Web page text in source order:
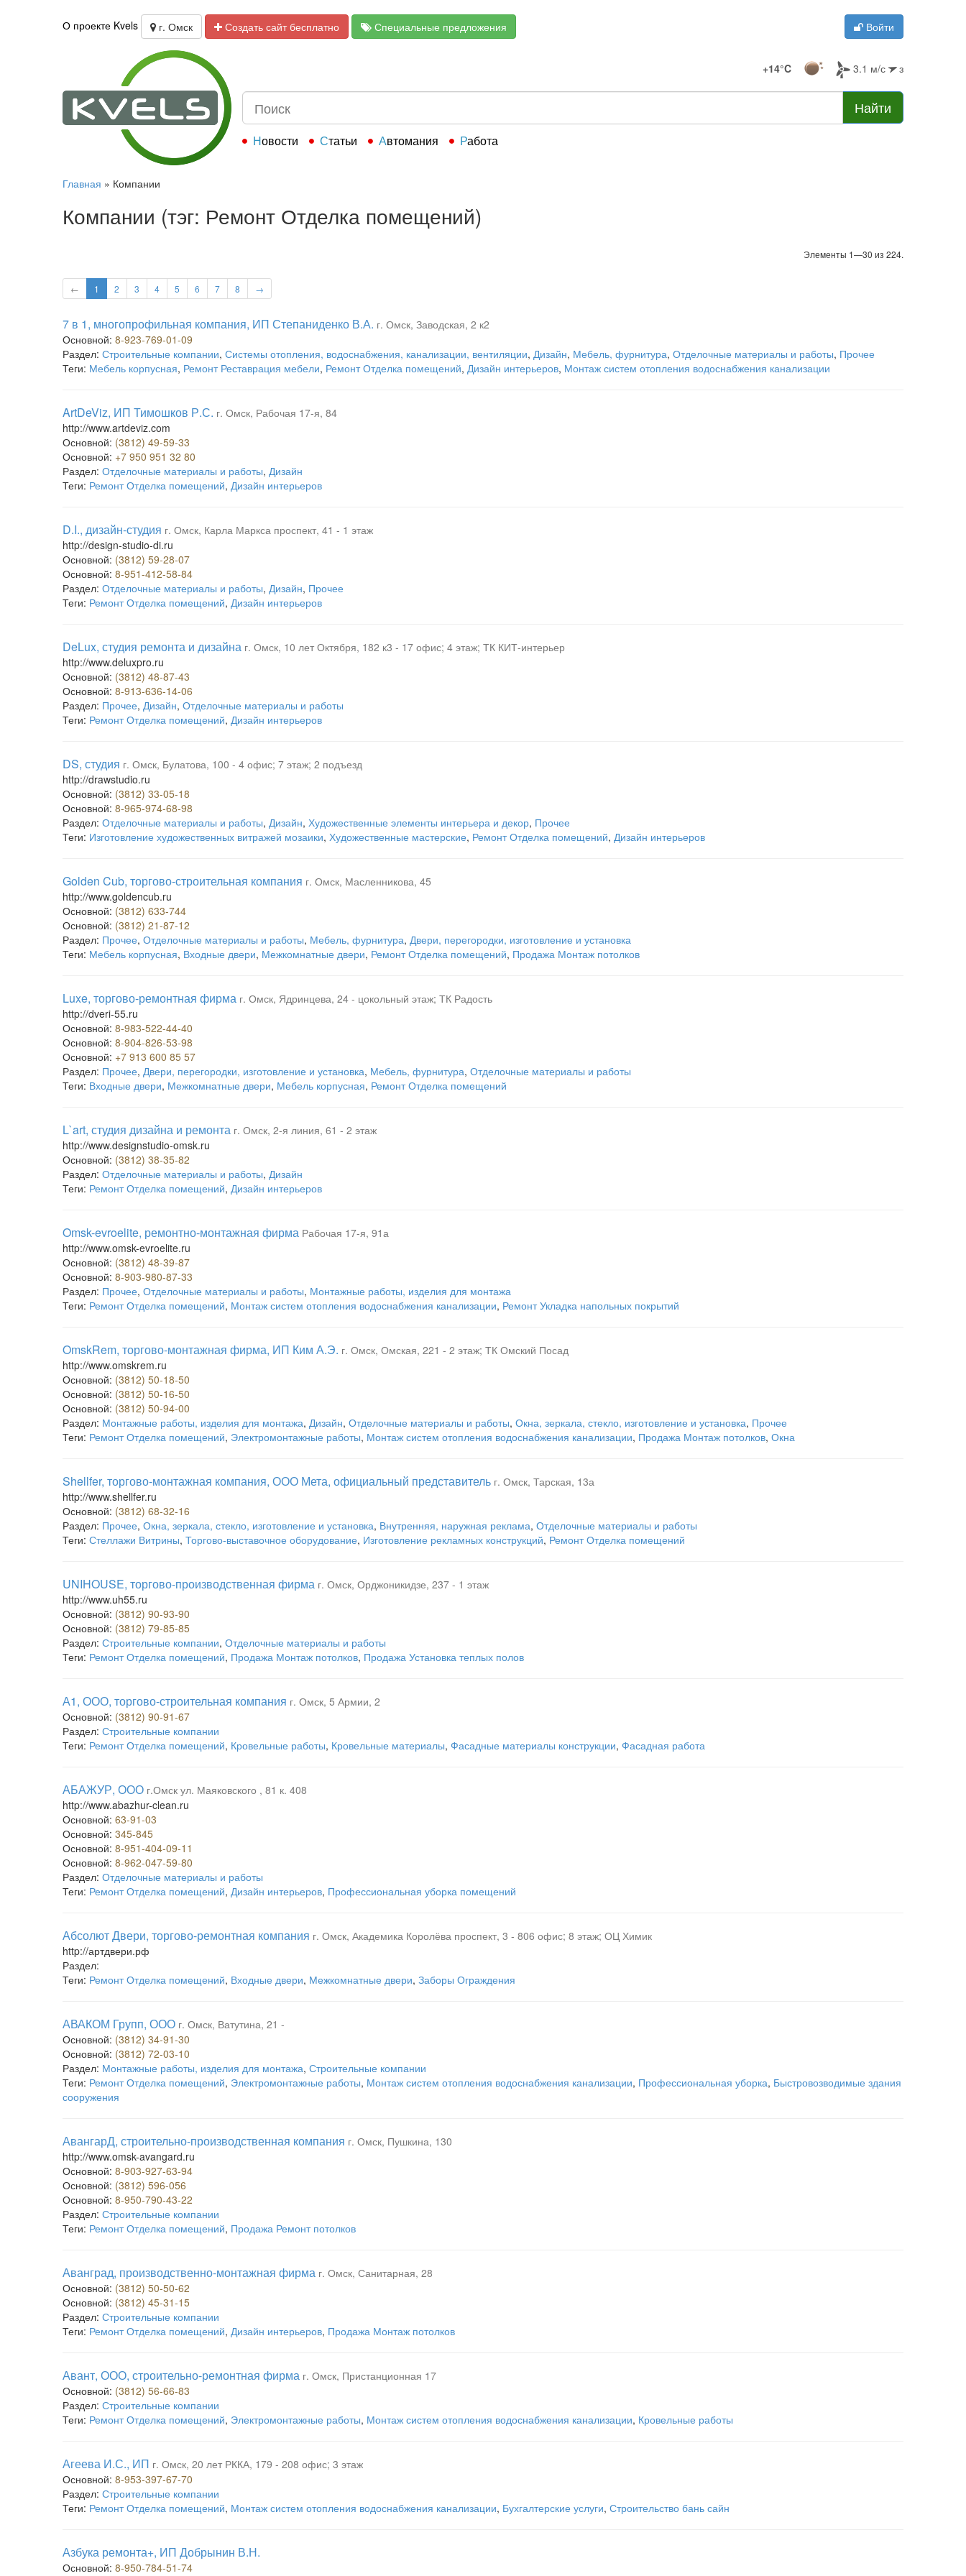
О проекте Kvels г. Омск Создать сайт бесплатно Специальные предложения Войти
+14°C 3.1 м/с з
Найти
Новости Статьи Автомания Работа
Главная » Компании
Компании (тэг: Ремонт Отделка помещений)
Элементы 1—30 из 224.
← 1 2 3 4 5 6 7 8 →
7 в 1, многопрофильная компания, ИП Степаниденко В.А. г. Омск, Заводская, 2 к2
Основной: 8-923-769-01-09
Раздел: Строительные компании, Системы отопления, водоснабжения, канализации, вентиляции, Дизайн, Мебель, фурнитура, Отделочные материалы и работы, Прочее
Теги: Мебель корпусная, Ремонт Реставрация мебели, Ремонт Отделка помещений, Дизайн интерьеров, Монтаж систем отопления водоснабжения канализации
ArtDeViz, ИП Тимошков Р.С. г. Омск, Рабочая 17-я, 84
http://www.artdeviz.com
Основной: (3812) 49-59-33
Основной: +7 950 951 32 80
Раздел: Отделочные материалы и работы, Дизайн
Теги: Ремонт Отделка помещений, Дизайн интерьеров
D.I., дизайн-студия г. Омск, Карла Маркса проспект, 41 - 1 этаж
http://design-studio-di.ru
Основной: (3812) 59-28-07
Основной: 8-951-412-58-84
Раздел: Отделочные материалы и работы, Дизайн, Прочее
Теги: Ремонт Отделка помещений, Дизайн интерьеров
DeLux, студия ремонта и дизайна г. Омск, 10 лет Октября, 182 к3 - 17 офис; 4 этаж; ТК КИТ-интерьер
http://www.deluxpro.ru
Основной: (3812) 48-87-43
Основной: 8-913-636-14-06
Раздел: Прочее, Дизайн, Отделочные материалы и работы
Теги: Ремонт Отделка помещений, Дизайн интерьеров
DS, студия г. Омск, Булатова, 100 - 4 офис; 7 этаж; 2 подъезд
http://drawstudio.ru
Основной: (3812) 33-05-18
Основной: 8-965-974-68-98
Раздел: Отделочные материалы и работы, Дизайн, Художественные элементы интерьера и декор, Прочее
Теги: Изготовление художественных витражей мозаики, Художественные мастерские, Ремонт Отделка помещений, Дизайн интерьеров
Golden Cub, торгово-строительная компания г. Омск, Масленникова, 45
http://www.goldencub.ru
Основной: (3812) 633-744
Основной: (3812) 21-87-12
Раздел: Прочее, Отделочные материалы и работы, Мебель, фурнитура, Двери, перегородки, изготовление и установка
Теги: Мебель корпусная, Входные двери, Межкомнатные двери, Ремонт Отделка помещений, Продажа Монтаж потолков
Luxe, торгово-ремонтная фирма г. Омск, Ядринцева, 24 - цокольный этаж; ТК Радость
http://dveri-55.ru
Основной: 8-983-522-44-40
Основной: 8-904-826-53-98
Основной: +7 913 600 85 57
Раздел: Прочее, Двери, перегородки, изготовление и установка, Мебель, фурнитура, Отделочные материалы и работы
Теги: Входные двери, Межкомнатные двери, Мебель корпусная, Ремонт Отделка помещений
L`art, студия дизайна и ремонта г. Омск, 2-я линия, 61 - 2 этаж
http://www.designstudio-omsk.ru
Основной: (3812) 38-35-82
Раздел: Отделочные материалы и работы, Дизайн
Теги: Ремонт Отделка помещений, Дизайн интерьеров
Omsk-evroelite, ремонтно-монтажная фирма Рабочая 17-я, 91а
http://www.omsk-evroelite.ru
Основной: (3812) 48-39-87
Основной: 8-903-980-87-33
Раздел: Прочее, Отделочные материалы и работы, Монтажные работы, изделия для монтажа
Теги: Ремонт Отделка помещений, Монтаж систем отопления водоснабжения канализации, Ремонт Укладка напольных покрытий
OmskRem, торгово-монтажная фирма, ИП Ким А.Э. г. Омск, Омская, 221 - 2 этаж; ТК Омский Посад
http://www.omskrem.ru
Основной: (3812) 50-18-50
Основной: (3812) 50-16-50
Основной: (3812) 50-94-00
Раздел: Монтажные работы, изделия для монтажа, Дизайн, Отделочные материалы и работы, Окна, зеркала, стекло, изготовление и установка, Прочее
Теги: Ремонт Отделка помещений, Электромонтажные работы, Монтаж систем отопления водоснабжения канализации, Продажа Монтаж потолков, Окна
Shellfer, торгово-монтажная компания, ООО Мета, официальный представитель г. Омск, Тарская, 13а
http://www.shellfer.ru
Основной: (3812) 68-32-16
Раздел: Прочее, Окна, зеркала, стекло, изготовление и установка, Внутренняя, наружная реклама, Отделочные материалы и работы
Теги: Стеллажи Витрины, Торгово-выставочное оборудование, Изготовление рекламных конструкций, Ремонт Отделка помещений
UNIHOUSE, торгово-производственная фирма г. Омск, Орджоникидзе, 237 - 1 этаж
http://www.uh55.ru
Основной: (3812) 90-93-90
Основной: (3812) 79-85-85
Раздел: Строительные компании, Отделочные материалы и работы
Теги: Ремонт Отделка помещений, Продажа Монтаж потолков, Продажа Установка теплых полов
А1, ООО, торгово-строительная компания г. Омск, 5 Армии, 2
Основной: (3812) 90-91-67
Раздел: Строительные компании
Теги: Ремонт Отделка помещений, Кровельные работы, Кровельные материалы, Фасадные материалы конструкции, Фасадная работа
АБАЖУР, ООО г.Омск ул. Маяковского , 81 к. 408
http://www.abazhur-clean.ru
Основной: 63-91-03
Основной: 345-845
Основной: 8-951-404-09-11
Основной: 8-962-047-59-80
Раздел: Отделочные материалы и работы
Теги: Ремонт Отделка помещений, Дизайн интерьеров, Профессиональная уборка помещений
Абсолют Двери, торгово-ремонтная компания г. Омск, Академика Королёва проспект, 3 - 806 офис; 8 этаж; ОЦ Химик
http://артдвери.рф
Раздел:
Теги: Ремонт Отделка помещений, Входные двери, Межкомнатные двери, Заборы Ограждения
АВАКОМ Групп, ООО г. Омск, Ватутина, 21 -
Основной: (3812) 34-91-30
Основной: (3812) 72-03-10
Раздел: Монтажные работы, изделия для монтажа, Строительные компании
Теги: Ремонт Отделка помещений, Электромонтажные работы, Монтаж систем отопления водоснабжения канализации, Профессиональная уборка, Быстровозводимые здания
сооружения
АвангарД, строительно-производственная компания г. Омск, Пушкина, 130
http://www.omsk-avangard.ru
Основной: 8-903-927-63-94
Основной: (3812) 596-056
Основной: 8-950-790-43-22
Раздел: Строительные компании
Теги: Ремонт Отделка помещений, Продажа Ремонт потолков
Аванград, производственно-монтажная фирма г. Омск, Санитарная, 28
Основной: (3812) 50-50-62
Основной: (3812) 45-31-15
Раздел: Строительные компании
Теги: Ремонт Отделка помещений, Дизайн интерьеров, Продажа Монтаж потолков
Авант, ООО, строительно-ремонтная фирма г. Омск, Пристанционная 17
Основной: (3812) 56-66-83
Раздел: Строительные компании
Теги: Ремонт Отделка помещений, Электромонтажные работы, Монтаж систем отопления водоснабжения канализации, Кровельные работы
Агеева И.С., ИП г. Омск, 20 лет РККА, 179 - 208 офис; 3 этаж
Основной: 8-953-397-67-70
Раздел: Строительные компании
Теги: Ремонт Отделка помещений, Монтаж систем отопления водоснабжения канализации, Бухгалтерские услуги, Строительство бань сайн
Азбука ремонта+, ИП Добрынин В.Н.
Основной: 8-950-784-51-74